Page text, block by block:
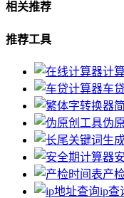
相关推荐
推荐工具
计
车贷
伪
产
ip查